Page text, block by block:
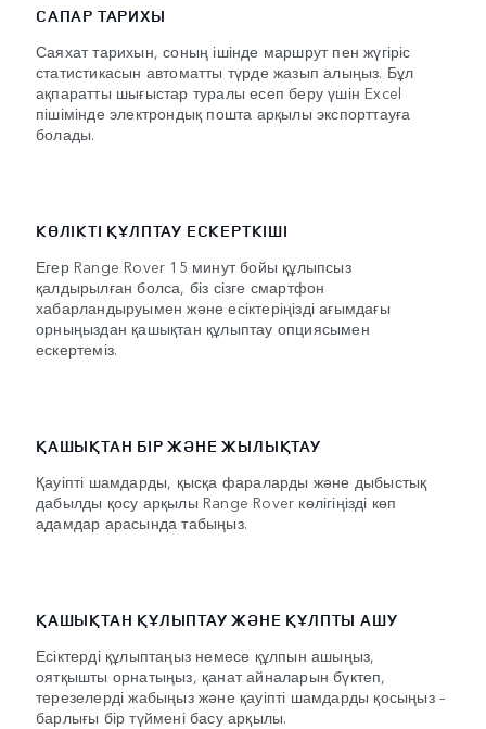
САПАР ТАРИХЫ
Саяхат тарихын, соның ішінде маршрут пен жүгіріс
статистикасын автоматты түрде жазып алыңыз. Бұл
ақпаратты шығыстар туралы есеп беру үшін Excel
пішімінде электрондық пошта арқылы экспорттауға
болады.
КӨЛІКТІ ҚҰЛПТАУ ЕСКЕРТКІШІ
Егер Range Rover 15 минут бойы құлыпсыз
қалдырылған болса, біз сізге смартфон
хабарландыруымен және есіктеріңізді ағымдағы
орныңыздан қашықтан құлыптау опциясымен
ескертеміз.
ҚАШЫҚТАН БІР ЖӘНЕ ЖЫЛЫҚТАУ
Қауіпті шамдарды, қысқа фараларды және дыбыстық
дабылды қосу арқылы Range Rover көлігіңізді көп
адамдар арасында табыңыз.
ҚАШЫҚТАН ҚҰЛЫПТАУ ЖӘНЕ ҚҰЛПТЫ АШУ
Есіктерді құлыптаңыз немесе құлпын ашыңыз,
оятқышты орнатыңыз, қанат айналарын бүктеп,
терезелерді жабыңыз және қауіпті шамдарды қосыңыз –
барлығы бір түймені басу арқылы.